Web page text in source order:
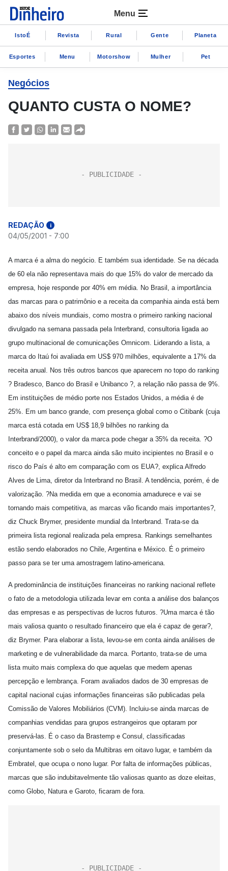
Menu
IstoÉ Revista Rural Gente Planeta
Esportes Menu Motorshow Mulher Pet
Negócios
QUANTO CUSTA O NOME?
REDAÇÃO i
04/05/2001 - 7:00
A marca é a alma do negócio. E também sua identidade. Se na década
de 60 ela não representava mais do que 15% do valor de mercado da
empresa, hoje responde por 40% em média. No Brasil, a importância
das marcas para o patrimônio e a receita da companhia ainda está bem
abaixo dos níveis mundiais, como mostra o primeiro ranking nacional
divulgado na semana passada pela Interbrand, consultoria ligada ao
grupo multinacional de comunicações Omnicom. Liderando a lista, a
marca do Itaú foi avaliada em US$ 970 milhões, equivalente a 17% da
receita anual. Nos três outros bancos que aparecem no topo do ranking
? Bradesco, Banco do Brasil e Unibanco ?, a relação não passa de 9%.
Em instituições de médio porte nos Estados Unidos, a média é de
25%. Em um banco grande, com presença global como o Citibank (cuja
marca está cotada em US$ 18,9 bilhões no ranking da
Interbrand/2000), o valor da marca pode chegar a 35% da receita. ?O
conceito e o papel da marca ainda são muito incipientes no Brasil e o
risco do País é alto em comparação com os EUA?, explica Alfredo
Alves de Lima, diretor da Interbrand no Brasil. A tendência, porém, é de
valorização. ?Na medida em que a economia amadurece e vai se
tornando mais competitiva, as marcas vão ficando mais importantes?,
diz Chuck Brymer, presidente mundial da Interbrand. Trata-se da
primeira lista regional realizada pela empresa. Rankings semelhantes
estão sendo elaborados no Chile, Argentina e México. É o primeiro
passo para se ter uma amostragem latino-americana.
A predominância de instituições financeiras no ranking nacional reflete
o fato de a metodologia utilizada levar em conta a análise dos balanços
das empresas e as perspectivas de lucros futuros. ?Uma marca é tão
mais valiosa quanto o resultado financeiro que ela é capaz de gerar?,
diz Brymer. Para elaborar a lista, levou-se em conta ainda análises de
marketing e de vulnerabilidade da marca. Portanto, trata-se de uma
lista muito mais complexa do que aquelas que medem apenas
percepção e lembrança. Foram avaliados dados de 30 empresas de
capital nacional cujas informações financeiras são publicadas pela
Comissão de Valores Mobiliários (CVM). Incluiu-se ainda marcas de
companhias vendidas para grupos estrangeiros que optaram por
preservá-las. É o caso da Brastemp e Consul, classificadas
conjuntamente sob o selo da Multibras em oitavo lugar, e também da
Embratel, que ocupa o nono lugar. Por falta de informações públicas,
marcas que são indubitavelmente tão valiosas quanto as doze eleitas,
como Globo, Natura e Garoto, ficaram de fora.